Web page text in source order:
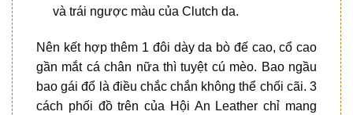
và trái ngược màu của Clutch da.
Nên kết hợp thêm 1 đôi dày da bò đế cao, cổ cao
gần mắt cá chân nữa thì tuyệt cú mèo. Bao ngầu
bao gái đổ là điều chắc chắn không thể chối cãi. 3
cách phối đồ trên của Hội An Leather chỉ mang